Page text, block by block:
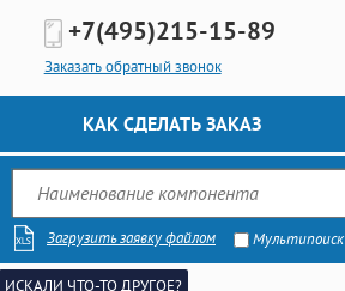
+7(495)215-15-89
Заказать обратный звонок
КАК СДЕЛАТЬ ЗАКАЗ
Загрузить заявку файлом Мультипоиск
ИСКАЛИ ЧТО-ТО ДРУГОЕ?